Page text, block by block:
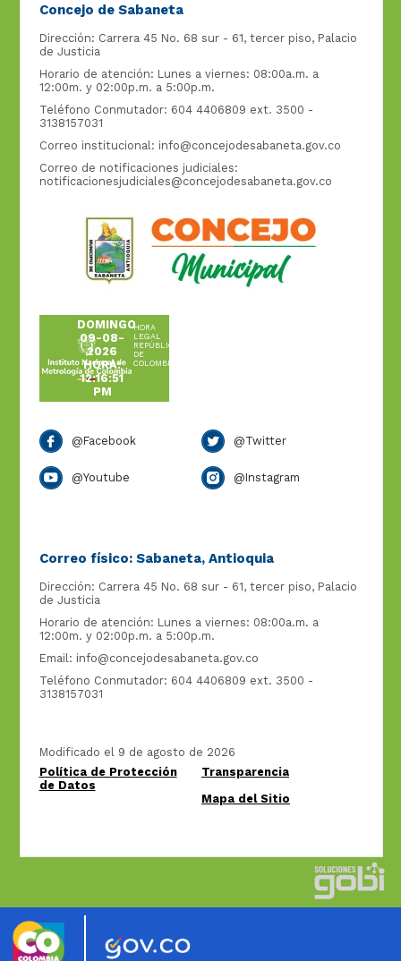
Concejo de Sabaneta
Dirección: Carrera 45 No. 68 sur - 61, tercer piso, Palacio
de Justicia
Horario de atención: Lunes a viernes: 08:00a.m. a
12:00m. y 02:00p.m. a 5:00p.m.
Teléfono Conmutador: 604 4406809 ext. 3500 -
3138157031
Correo institucional: info@concejodesabaneta.gov.co
Correo de notificaciones judiciales:
notificacionesjudiciales@concejodesabaneta.gov.co
DOMINGO
09-08-
2026
HORA:
12:16:51
PM
HORA
LEGAL
REPÚBLICA
DE
COLOMBIA
@Facebook @Twitter
@Youtube @Instagram
Correo físico: Sabaneta, Antioquia
Dirección: Carrera 45 No. 68 sur - 61, tercer piso, Palacio
de Justicia
Horario de atención: Lunes a viernes: 08:00a.m. a
12:00m. y 02:00p.m. a 5:00p.m.
Email: info@concejodesabaneta.gov.co
Teléfono Conmutador: 604 4406809 ext. 3500 -
3138157031
Modificado el 9 de agosto de 2026
Política de Protección
de Datos
Transparencia
Mapa del Sitio